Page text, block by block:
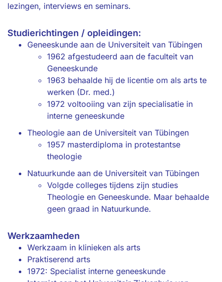
lezingen, interviews en seminars.
Studierichtingen / opleidingen:
Geneeskunde aan de Universiteit van Tübingen
1962 afgestudeerd aan de faculteit van
Geneeskunde
1963 behaalde hij de licentie om als arts te
werken (Dr. med.)
1972 voltooiing van zijn specialisatie in
interne geneeskunde
Theologie aan de Universiteit van Tübingen
1957 masterdiploma in protestantse
theologie
Natuurkunde aan de Universiteit van Tübingen
Volgde colleges tijdens zijn studies
Theologie en Geneeskunde. Maar behaalde
geen graad in Natuurkunde.
Werkzaamheden
Werkzaam in klinieken als arts
Praktiserend arts
1972: Specialist interne geneeskunde